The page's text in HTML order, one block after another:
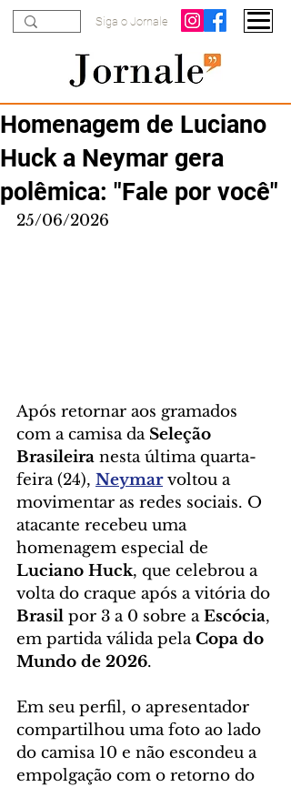
Siga o Jornale
Homenagem de Luciano
Huck a Neymar gera
polêmica: "Fale por você"
25/06/2026
Após retornar aos gramados
com a camisa da Seleção
Brasileira nesta última quarta-
feira (24), Neymar voltou a
movimentar as redes sociais. O
atacante recebeu uma
homenagem especial de
Luciano Huck, que celebrou a
volta do craque após a vitória do
Brasil por 3 a 0 sobre a Escócia,
em partida válida pela Copa do
Mundo de 2026.
Em seu perfil, o apresentador
compartilhou uma foto ao lado
do camisa 10 e não escondeu a
empolgação com o retorno do